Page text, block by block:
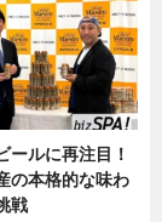
ールに再注目！
の本格的な味わ
戦